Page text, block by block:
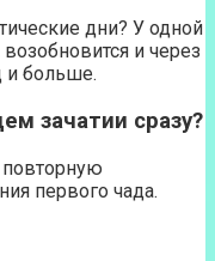
дни? У одной
и через
и больше.
зачатии сразу?
первого чада.